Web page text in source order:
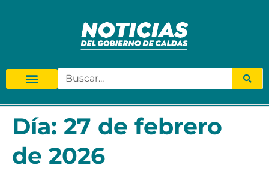
Día: 27 de febrero
de 2026